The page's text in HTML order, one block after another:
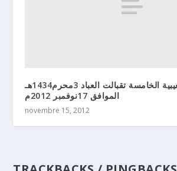
الرحلة الشعيبية الخامسة تقبالت العباد 3محرم1434هـ
الموافق 17نوفمبر 2012م
novembre 15, 2012